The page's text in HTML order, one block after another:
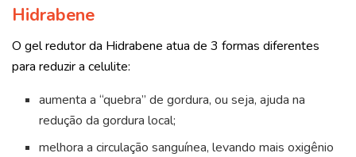
Hidrabene
O gel redutor da Hidrabene atua de 3 formas diferentes
para reduzir a celulite:
aumenta a “quebra” de gordura, ou seja, ajuda na
redução da gordura local;
melhora a circulação sanguínea, levando mais oxigênio